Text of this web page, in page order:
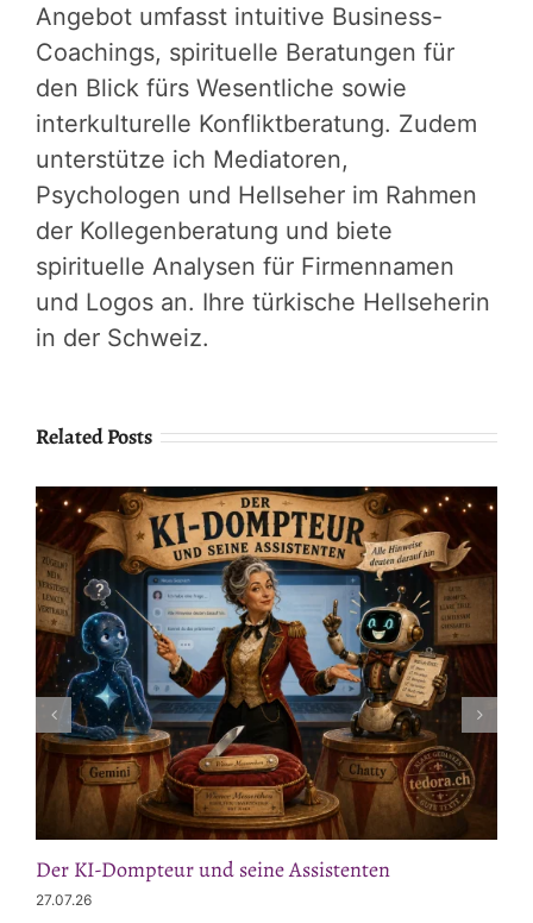
Angebot umfasst intuitive Business-
Coachings, spirituelle Beratungen für
den Blick fürs Wesentliche sowie
interkulturelle Konfliktberatung. Zudem
unterstütze ich Mediatoren,
Psychologen und Hellseher im Rahmen
der Kollegenberatung und biete
spirituelle Analysen für Firmennamen
und Logos an. Ihre türkische Hellseherin
in der Schweiz.
Related Posts
Der KI-Dompteur und seine Assistenten
27.07.26